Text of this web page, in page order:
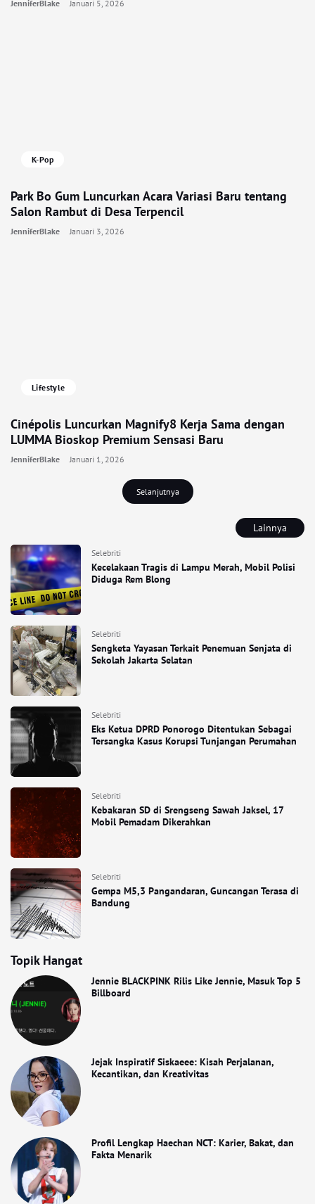
Lainnya
Selebriti
Kecelakaan Tragis di Lampu Merah, Mobil Polisi
Diduga Rem Blong
Selebriti
Sengketa Yayasan Terkait Penemuan Senjata di
Sekolah Jakarta Selatan
Selebriti
Eks Ketua DPRD Ponorogo Ditentukan Sebagai
Tersangka Kasus Korupsi Tunjangan Perumahan
Selebriti
Kebakaran SD di Srengseng Sawah Jaksel, 17
Mobil Pemadam Dikerahkan
Selebriti
Gempa M5,3 Pangandaran, Guncangan Terasa di
Bandung
Topik Hangat
Jennie BLACKPINK Rilis Like Jennie, Masuk Top 5
Billboard
Jejak Inspiratif Siskaeee: Kisah Perjalanan,
Kecantikan, dan Kreativitas
Profil Lengkap Haechan NCT: Karier, Bakat, dan
Fakta Menarik
JenniferBlake Januari 5, 2026
K-Pop
Park Bo Gum Luncurkan Acara Variasi Baru tentang
Salon Rambut di Desa Terpencil
JenniferBlake Januari 3, 2026
Lifestyle
Cinépolis Luncurkan Magnify8 Kerja Sama dengan
LUMMA Bioskop Premium Sensasi Baru
JenniferBlake Januari 1, 2026
Selanjutnya